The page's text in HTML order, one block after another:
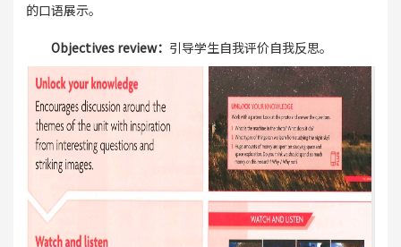
的口语展示。
Objectives review： 引导学生自我评价自我反思。